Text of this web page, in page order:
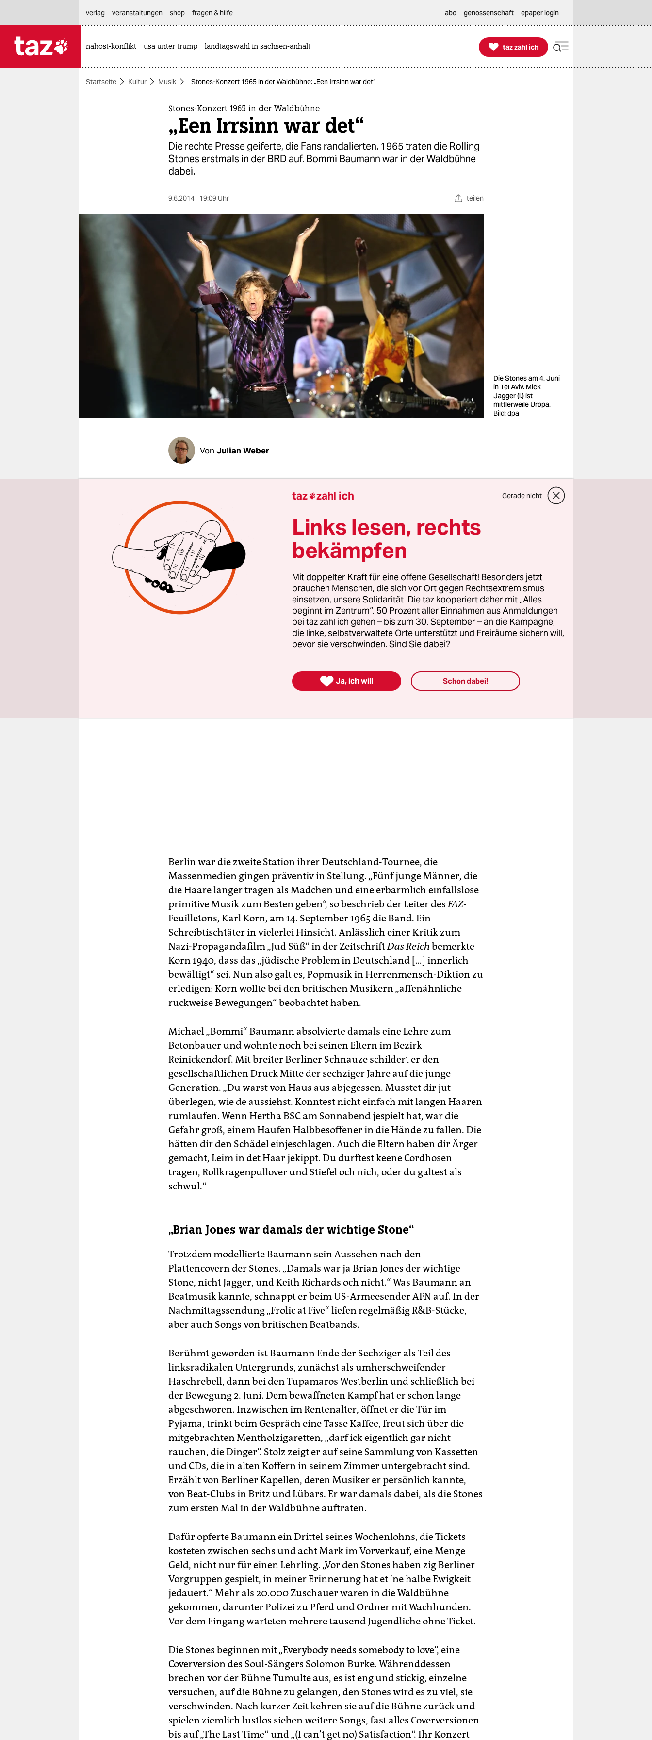
themen
berlin
verlag
fragen & hilfe
unterstützen
genossenschaft
verlag
veranstaltungen shop fragen & hilfe abo genossenschaft epaper login
nahost-konflikt usa unter trump landtagswahl in sachsen-anhalt 
taz zahl ich
taz zahl ich
Startseite Kultur Musik Stones-Konzert 1965 in der Waldbühne: „Een Irrsinn war det“
Stones-Konzert 1965 in der Waldbühne
„Een Irrsinn war det“
Die rechte Presse geiferte, die Fans randalierten. 1965 traten die Rolling
Stones erstmals in der BRD auf. Bommi Baumann war in der Waldbühne
dabei.
9.6.2014 19:09 Uhr teilen
Die Stones am 4. Juni
in Tel Aviv. Mick
Jagger (l.) ist
mittlerweile Uropa.
Bild: dpa
Von Julian Weber
| Gefühlt waren die Rolling Stones an jenem 15. September
1965 20.000 Lichtjahre von zu Hause entfernt. Deutschland, ganz
besonders Westberlin, war in Sachen Beatmusik Entwicklungsland,
und die Stones, deren Selbstbewusstsein durch ihre wenige Monate
zuvor absolvierte erste US-Tour gestärkt war, kamen sich vor, als
wären sie im Mittelalter gelandet.
An jenem Spätsommerabend vor bald 49 Jahren gastierte die Londoner
Band bei ihrer Deutschland-Premiere in der Waldbühne, einem
Freilichtheater, wo zur Nazizeit „Thing-Spiele“ veranstaltet wurden.
Was sie vorfanden, eine lausige Verstärkeranlage und provinzielle
Stimmungsmache in den Zeitungen. Doch die ließ die Stones nur noch
Berlin war die zweite Station ihrer Deutschland-Tournee, die
Massenmedien gingen präventiv in Stellung. „Fünf junge Männer, die
die Haare länger tragen als Mädchen und eine erbärmlich einfallslose
primitive Musik zum Besten geben“, so beschrieb der Leiter desFAZ-
Feuilletons, Karl Korn, am 14. September 1965 die Band. Ein
Schreibtischtäter in vielerlei Hinsicht. Anlässlich einer Kritik zum
Nazi-Propagandafilm „Jud Süß“ in der ZeitschriftDas Reich bemerkte
Korn 1940, dass das „jüdische Problem in Deutschland […] innerlich
bewältigt“ sei. Nun also galt es, Popmusik in Herrenmensch-Diktion zu
erledigen: Korn wollte bei den britischen Musikern „affenähnliche
ruckweise Bewegungen“ beobachtet haben.
Michael „Bommi“ Baumann absolvierte damals eine Lehre zum
Betonbauer und wohnte noch bei seinen Eltern im Bezirk
Reinickendorf. Mit breiter Berliner Schnauze schildert er den
gesellschaftlichen Druck Mitte der sechziger Jahre auf die junge
Generation. „Du warst von Haus aus abjegessen. Musstet dir jut
überlegen, wie de aussiehst. Konntest nicht einfach mit langen Haaren
rumlaufen. Wenn Hertha BSC am Sonnabend jespielt hat, war die
Gefahr groß, einem Haufen Halbbesoffener in die Hände zu fallen. Die
hätten dir den Schädel einjeschlagen. Auch die Eltern haben dir Ärger
gemacht, Leim in det Haar jekippt. Du durftest keene Cordhosen
tragen, Rollkragenpullover und Stiefel och nich, oder du galtest als
schwul.“
„Brian Jones war damals der wichtige Stone“
Trotzdem modellierte Baumann sein Aussehen nach den
Plattencovern der Stones. „Damals war ja Brian Jones der wichtige
Stone, nicht Jagger, und Keith Richards och nicht.“ Was Baumann an
Beatmusik kannte, schnappt er beim US-Armeesender AFN auf. In der
Nachmittagssendung „Frolic at Five“ liefen regelmäßig R&B-Stücke,
aber auch Songs von britischen Beatbands.
Berühmt geworden ist Baumann Ende der Sechziger als Teil des
linksradikalen Untergrunds, zunächst als umherschweifender
Haschrebell, dann bei den Tupamaros Westberlin und schließlich bei
der Bewegung 2. Juni. Dem bewaffneten Kampf hat er schon lange
abgeschworen. Inzwischen im Rentenalter, öffnet er die Tür im
Pyjama, trinkt beim Gespräch eine Tasse Kaffee, freut sich über die
mitgebrachten Mentholzigaretten, „darf ick eigentlich gar nicht
rauchen, die Dinger“. Stolz zeigt er auf seine Sammlung von Kassetten
und CDs, die in alten Koffern in seinem Zimmer untergebracht sind.
Erzählt von Berliner Kapellen, deren Musiker er persönlich kannte,
von Beat-Clubs in Britz und Lübars. Er war damals dabei, als die Stones
zum ersten Mal in der Waldbühne auftraten.
Dafür opferte Baumann ein Drittel seines Wochenlohns, die Tickets
kosteten zwischen sechs und acht Mark im Vorverkauf, eine Menge
Geld, nicht nur für einen Lehrling. „Vor den Stones haben zig Berliner
Vorgruppen gespielt, in meiner Erinnerung hat et ’ne halbe Ewigkeit
jedauert.“ Mehr als 20.000 Zuschauer waren in die Waldbühne
gekommen, darunter Polizei zu Pferd und Ordner mit Wachhunden.
Vor dem Eingang warteten mehrere tausend Jugendliche ohne Ticket.
Die Stones beginnen mit „Everybody needs somebody to love“, eine
Coverversion des Soul-Sängers Solomon Burke. Währenddessen
brechen vor der Bühne Tumulte aus, es ist eng und stickig, einzelne
versuchen, auf die Bühne zu gelangen, den Stones wird es zu viel, sie
verschwinden. Nach kurzer Zeit kehren sie auf die Bühne zurück und
spielen ziemlich lustlos sieben weitere Songs, fast alles Coverversionen
bis auf „The Last Time“ und „(I can’t get no) Satisfaction“. Ihr Konzert
taz zahl ich Gerade nicht
Links lesen, rechts
bekämpfen
Mit doppelter Kraft für eine offene Gesellschaft! Besonders jetzt
brauchen Menschen, die sich vor Ort gegen Rechtsextremismus
einsetzen, unsere Solidarität. Die taz kooperiert daher mit „Alles
beginnt im Zentrum“. 50 Prozent aller Einnahmen aus Anmeldungen
bei taz zahl ich gehen – bis zum 30. September – an die Kampagne,
die linke, selbstverwaltete Orte unterstützt und Freiräume sichern will,
bevor sie verschwinden. Sind Sie dabei?
 Ja, ich will Schon dabei!